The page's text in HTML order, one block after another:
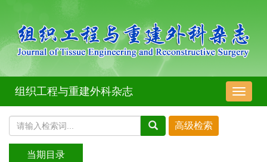
导
航
组织工程与重建外科杂志
当期目录